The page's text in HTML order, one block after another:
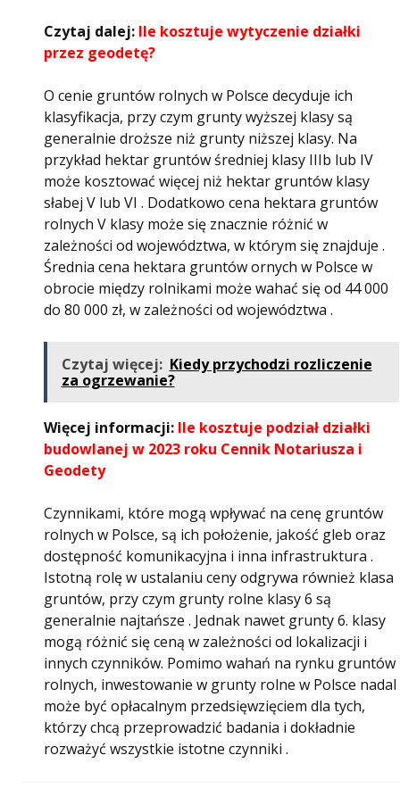
Czytaj dalej: Ile kosztuje wytyczenie działki
przez geodetę?
O cenie gruntów rolnych w Polsce decyduje ich
klasyfikacja, przy czym grunty wyższej klasy są
generalnie droższe niż grunty niższej klasy. Na
przykład hektar gruntów średniej klasy IIIb lub IV
może kosztować więcej niż hektar gruntów klasy
słabej V lub VI . Dodatkowo cena hektara gruntów
rolnych V klasy może się znacznie różnić w
zależności od województwa, w którym się znajduje .
Średnia cena hektara gruntów ornych w Polsce w
obrocie między rolnikami może wahać się od 44 000
do 80 000 zł, w zależności od województwa .
Czytaj więcej: Kiedy przychodzi rozliczenie
za ogrzewanie?
Więcej informacji: Ile kosztuje podział działki
budowlanej w 2023 roku Cennik Notariusza i
Geodety
Czynnikami, które mogą wpływać na cenę gruntów
rolnych w Polsce, są ich położenie, jakość gleb oraz
dostępność komunikacyjna i inna infrastruktura .
Istotną rolę w ustalaniu ceny odgrywa również klasa
gruntów, przy czym grunty rolne klasy 6 są
generalnie najtańsze . Jednak nawet grunty 6. klasy
mogą różnić się ceną w zależności od lokalizacji i
innych czynników. Pomimo wahań na rynku gruntów
rolnych, inwestowanie w grunty rolne w Polsce nadal
może być opłacalnym przedsięwzięciem dla tych,
którzy chcą przeprowadzić badania i dokładnie
rozważyć wszystkie istotne czynniki .